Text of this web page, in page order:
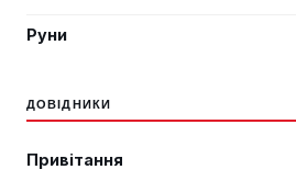
Руни
ДОВІДНИКИ
Привітання